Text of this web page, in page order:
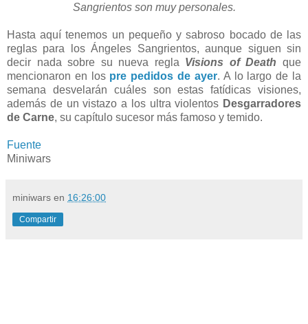
Sangrientos son muy personales.
Hasta aquí tenemos un pequeño y sabroso bocado de las
reglas para los Ángeles Sangrientos, aunque siguen sin
decir nada sobre su nueva regla Visions of Death que
mencionaron en los pre pedidos de ayer. A lo largo de la
semana desvelarán cuáles son estas fatídicas visiones,
además de un vistazo a los ultra violentos Desgarradores
de Carne, su capítulo sucesor más famoso y temido.
Fuente
Miniwars
miniwars en 16:26:00
Compartir